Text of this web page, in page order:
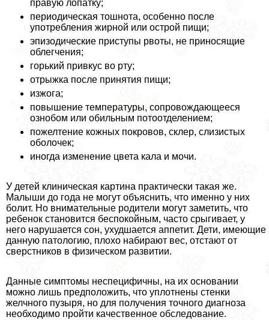
правую лопатку;
периодическая тошнота, особенно после
употрeбления жирной или острой пищи;
эпизодические приступы рвоты, не приносящие
облегчения;
горький привкус во рту;
отрыжка после принятия пищи;
изжога;
повышение температуры, сопровождающееся
ознобом или обильным потоотделением;
пожелтение кожных покровов, склер, слизистых
оболочек;
иногда изменение цвета кала и мочи.
У детей клиническая картина пpaктически такая же.
Малыши до года не могут объяснить, что именно у них
болит. Но внимательные родители могут заметить, что
ребенок становится беспокойным, часто срыгивает, у
него нарушается сон, ухудшается аппетит. Дети, имеющие
данную патологию, плохо набирают вес, отстают от
сверстников в физическом развитии.
Данные симптомы неспецифичны, на их основании
можно лишь предположить, что уплотнены стенки
желчного пузыря, но для получения точного диагноза
необходимо пройти качественное обследование.